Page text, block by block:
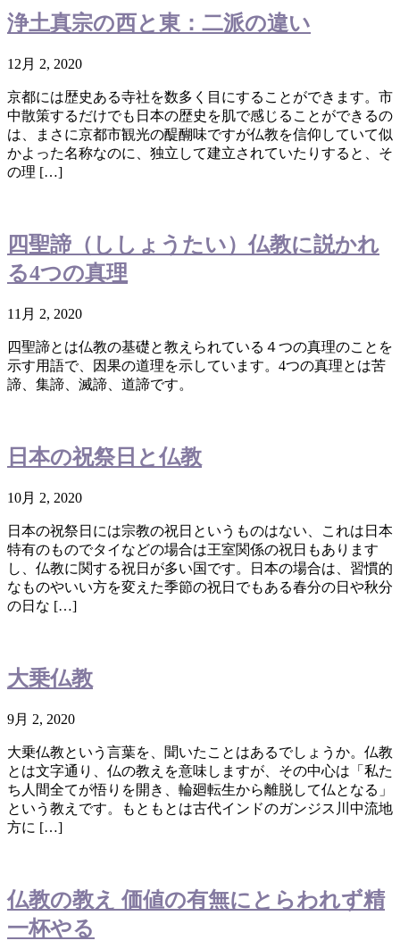
浄土真宗の西と東：二派の違い
12月 2, 2020
京都には歴史ある寺社を数多く目にすることができます。市
中散策するだけでも日本の歴史を肌で感じることができるの
は、まさに京都市観光の醍醐味ですが仏教を信仰していて似
かよった名称なのに、独立して建立されていたりすると、そ
の理 […]
四聖諦（ししょうたい）仏教に説かれ
る4つの真理
11月 2, 2020
四聖諦とは仏教の基礎と教えられている４つの真理のことを
示す用語で、因果の道理を示しています。4つの真理とは苦
諦、集諦、滅諦、道諦です。
日本の祝祭日と仏教
10月 2, 2020
日本の祝祭日には宗教の祝日というものはない、これは日本
特有のものでタイなどの場合は王室関係の祝日もあります
し、仏教に関する祝日が多い国です。日本の場合は、習慣的
なものやいい方を変えた季節の祝日でもある春分の日や秋分
の日な […]
大乗仏教
9月 2, 2020
大乗仏教という言葉を、聞いたことはあるでしょうか。仏教
とは文字通り、仏の教えを意味しますが、その中心は「私た
ち人間全てが悟りを開き、輪廻転生から離脱して仏となる」
という教えです。もともとは古代インドのガンジス川中流地
方に […]
仏教の教え 価値の有無にとらわれず精
一杯やる